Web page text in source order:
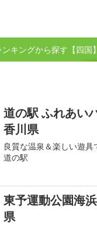
キングから探す【四国】
道の駅 ふれあい
香川県
良質な温泉＆楽しい遊具
道の駅
東予運動公園海
県